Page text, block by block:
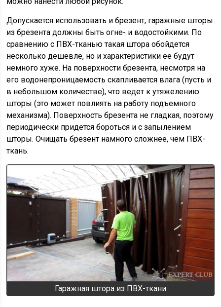
Допускается использовать и брезент, гаражные шторы
из брезента должны быть огне- и водостойкими. По
сравнению с ПВХ-тканью такая штора обойдется
несколько дешевле, но и характеристики ее будут
немного хуже. На поверхности брезента, несмотря на
его водонепроницаемость скапливается влага (пусть и
в небольшом количестве), что ведет к утяжелению
шторы (это может повлиять на работу подъемного
механизма). Поверхность брезента не гладкая, поэтому
периодически придется бороться и с запылением
шторы. Очищать брезент намного сложнее, чем ПВХ-
ткань.
Гаражная штора из ПВХ-ткани